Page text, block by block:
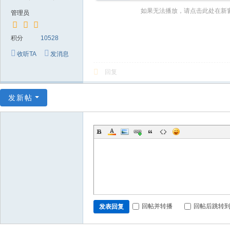
伴
下
管理员
积分 10528
收听TA 发消息
如果无法播放，请点击此处在新
回复
发新帖
发表回复 回帖并转播 回帖后跳转